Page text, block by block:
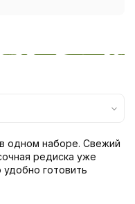
одном наборе. Свежий
редиска уже
готовить